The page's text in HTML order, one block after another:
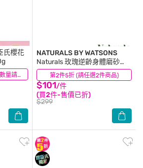
任選兩件享買一送一，數量請選2件
氏櫻花
第2件5折 (請任選2件商品)
NATURALS BY WATSONS
Naturals 玫瑰逆齡身體磨砂
200g
$101/件
(買2件-售價已折)
$299
(6)